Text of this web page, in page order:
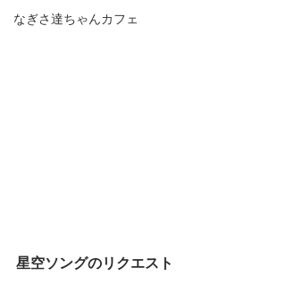
なぎさ達ちゃんカフェ
星空ソングのリクエスト